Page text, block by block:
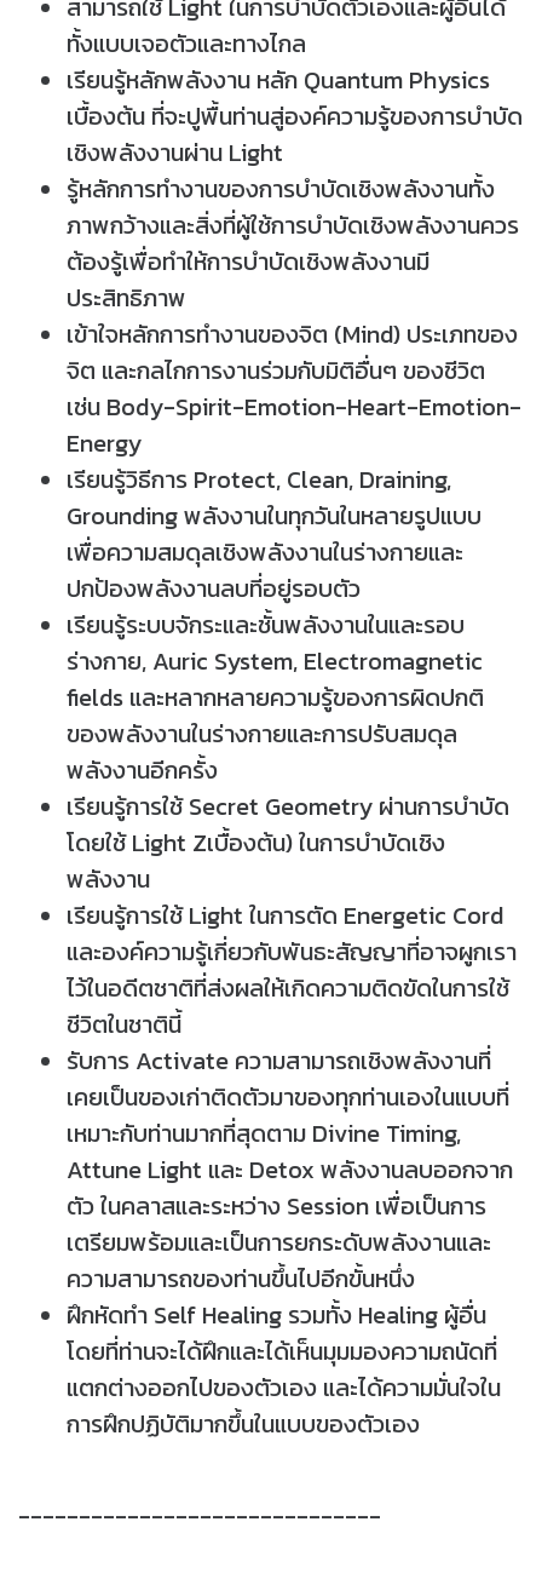
ทั้งแบบเจอตัวและทางไกล
เรียนรู้หลักพลังงาน หลัก Quantum Physics
เบื้องต้น ที่จะปูพื้นท่านสู่องค์ความรู้ของการบำบัด
เชิงพลังงานผ่าน Light
รู้หลักการทำงานของการบำบัดเชิงพลังงานทั้ง
ภาพกว้างและสิ่งที่ผู้ใช้การบำบัดเชิงพลังงานควร
ต้องรู้เพื่อทำให้การบำบัดเชิงพลังงานมี
ประสิทธิภาพ
เข้าใจหลักการทำงานของจิต (Mind) ประเภทของ
จิต และกลไกการงานร่วมกับมิติอื่นๆ ของชีวิต
เช่น Body-Spirit-Emotion-Heart-Emotion-
Energy
เรียนรู้วิธีการ Protect, Clean, Draining,
Grounding พลังงานในทุกวันในหลายรูปแบบ
เพื่อความสมดุลเชิงพลังงานในร่างกายและ
ปกป้องพลังงานลบที่อยู่รอบตัว
เรียนรู้ระบบจักระและชั้นพลังงานในและรอบ
ร่างกาย, Auric System, Electromagnetic
fields และหลากหลายความรู้ของการผิดปกติ
ของพลังงานในร่างกายและการปรับสมดุล
พลังงานอีกครั้ง
เรียนรู้การใช้ Secret Geometry ผ่านการบำบัด
โดยใช้ Light Zเบื้องต้น) ในการบำบัดเชิง
พลังงาน
เรียนรู้การใช้ Light ในการตัด Energetic Cord
และองค์ความรู้เกี่ยวกับพันธะสัญญาที่อาจผูกเรา
ไว้ในอดีตชาติที่ส่งผลให้เกิดความติดขัดในการใช้
ชีวิตในชาตินี้
รับการ Activate ความสามารถเชิงพลังงานที่
เคยเป็นของเก่าติดตัวมาของทุกท่านเองในแบบที่
เหมาะกับท่านมากที่สุดตาม Divine Timing,
Attune Light และ Detox พลังงานลบออกจาก
ตัว ในคลาสและระหว่าง Session เพื่อเป็นการ
เตรียมพร้อมและเป็นการยกระดับพลังงานและ
ความสามารถของท่านขึ้นไปอีกขั้นหนึ่ง
ฝึกหัดทำ Self Healing รวมทั้ง Healing ผู้อื่น
โดยที่ท่านจะได้ฝึกและได้เห็นมุมมองความถนัดที่
แตกต่างออกไปของตัวเอง และได้ความมั่นใจใน
การฝึกปฏิบัติมากขึ้นในแบบของตัวเอง
------------------------------